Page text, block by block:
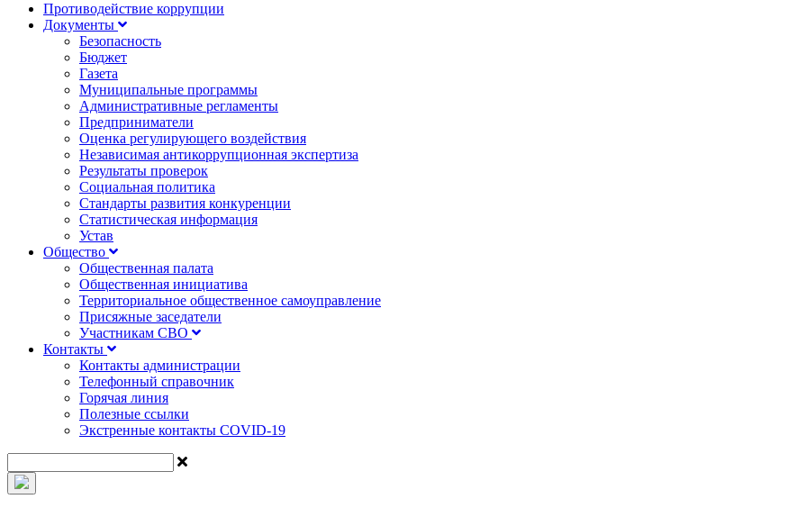
Противодействие коррупции
Документы
Безопасность
Бюджет
Газета
Муниципальные программы
Административные регламенты
Предприниматели
Оценка регулирующего воздействия
Независимая антикоррупционная экспертиза
Результаты проверок
Социальная политика
Стандарты развития конкуренции
Статистическая информация
Устав
Общество
Общественная палата
Общественная инициатива
Территориальное общественное самоуправление
Присяжные заседатели
Участникам СВО
Контакты
Контакты администрации
Телефонный справочник
Горячая линия
Полезные ссылки
Экстренные контакты COVID-19